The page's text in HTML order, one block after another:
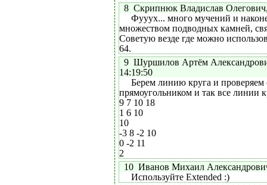
8 Скрипнюк Владислав
Фууух... много мучений и
множеством подводных камней,
Советую везде где можно
64.
9 Шуршилов Артём
14:19:50
Берем линию круга и проверяем
прямоугольником и так все линии
9 7 10 18
1 6 10
10
-3 8 -2 10
0 -2 11
2
10 Иванов Михаил
Используйте Extended :)